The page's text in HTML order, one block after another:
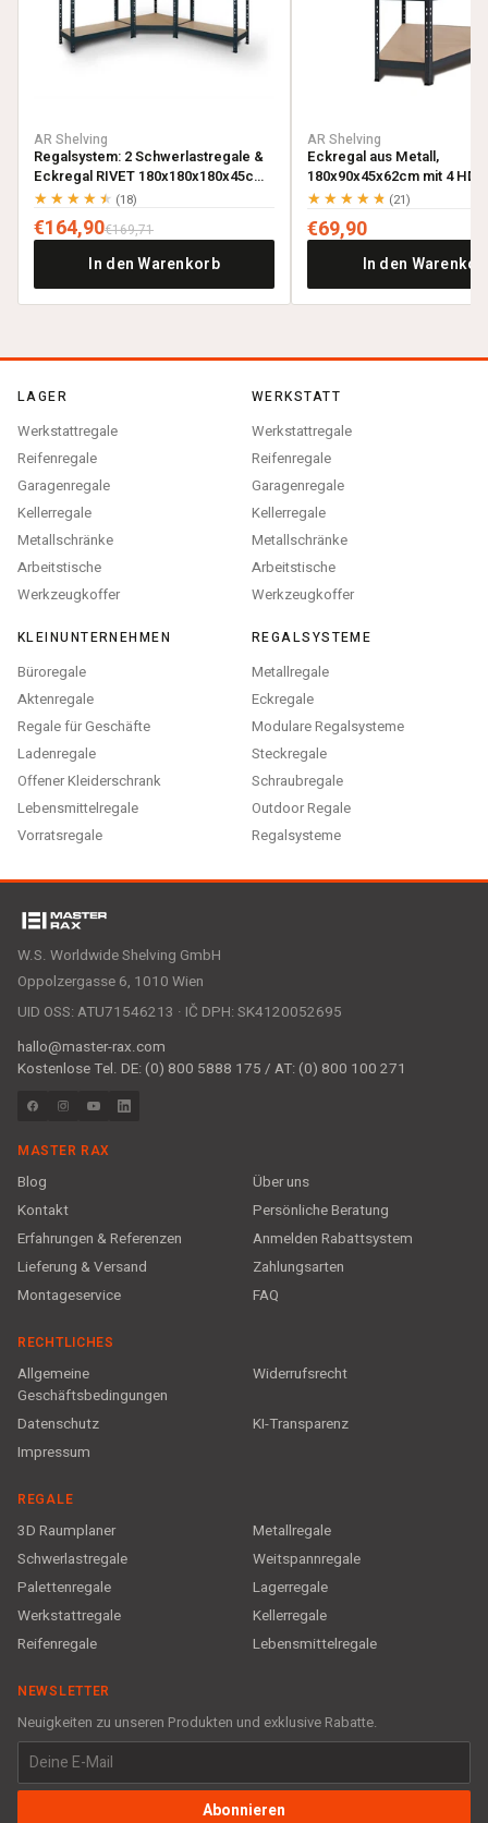
AR Shelving
Regalsystem: 2 Schwerlastregale &
Eckregal RIVET 180x180x180x45cm
mit 4 HDF-Böden, anthrazitgrau
★★★★★ (18)
€164,90€169,71
In den Warenkorb
AR Shelving
Eckregal aus Metall,
180x90x45x62cm mit 4
anthrazitgrau
★★★★★ (21)
€69,90
In den
LAGER
Werkstattregale
Reifenregale
Garagenregale
Kellerregale
Metallschränke
Arbeitstische
Werkzeugkoffer
WERKSTATT
Werkstattregale
Reifenregale
Garagenregale
Kellerregale
Metallschränke
Arbeitstische
Werkzeugkoffer
KLEINUNTERNEHMEN
Büroregale
Aktenregale
Regale für Geschäfte
Ladenregale
Offener Kleiderschrank
Lebensmittelregale
Vorratsregale
REGALSYSTEME
Metallregale
Eckregale
Modulare Regalsysteme
Steckregale
Schraubregale
Outdoor Regale
Regalsysteme
W.S. Worldwide Shelving GmbH
Oppolzergasse 6, 1010 Wien
UID OSS: ATU71546213 · IČ DPH: SK4120052695
hallo@master-rax.com
Kostenlose Tel. DE: (0) 800 5888 175 / AT: (0) 800 100 271
MASTER RAX
Blog
Über uns
Kontakt
Persönliche Beratung
Erfahrungen & Referenzen
Anmelden Rabattsystem
Lieferung & Versand
Zahlungsarten
Montageservice
FAQ
RECHTLICHES
Allgemeine
Geschäftsbedingungen
Widerrufsrecht
Datenschutz
KI-Transparenz
Impressum
REGALE
3D Raumplaner
Metallregale
Schwerlastregale
Weitspannregale
Palettenregale
Lagerregale
Werkstattregale
Kellerregale
Reifenregale
Lebensmittelregale
NEWSLETTER
Neuigkeiten zu unseren Produkten und exklusive Rabatte.
Abonnieren